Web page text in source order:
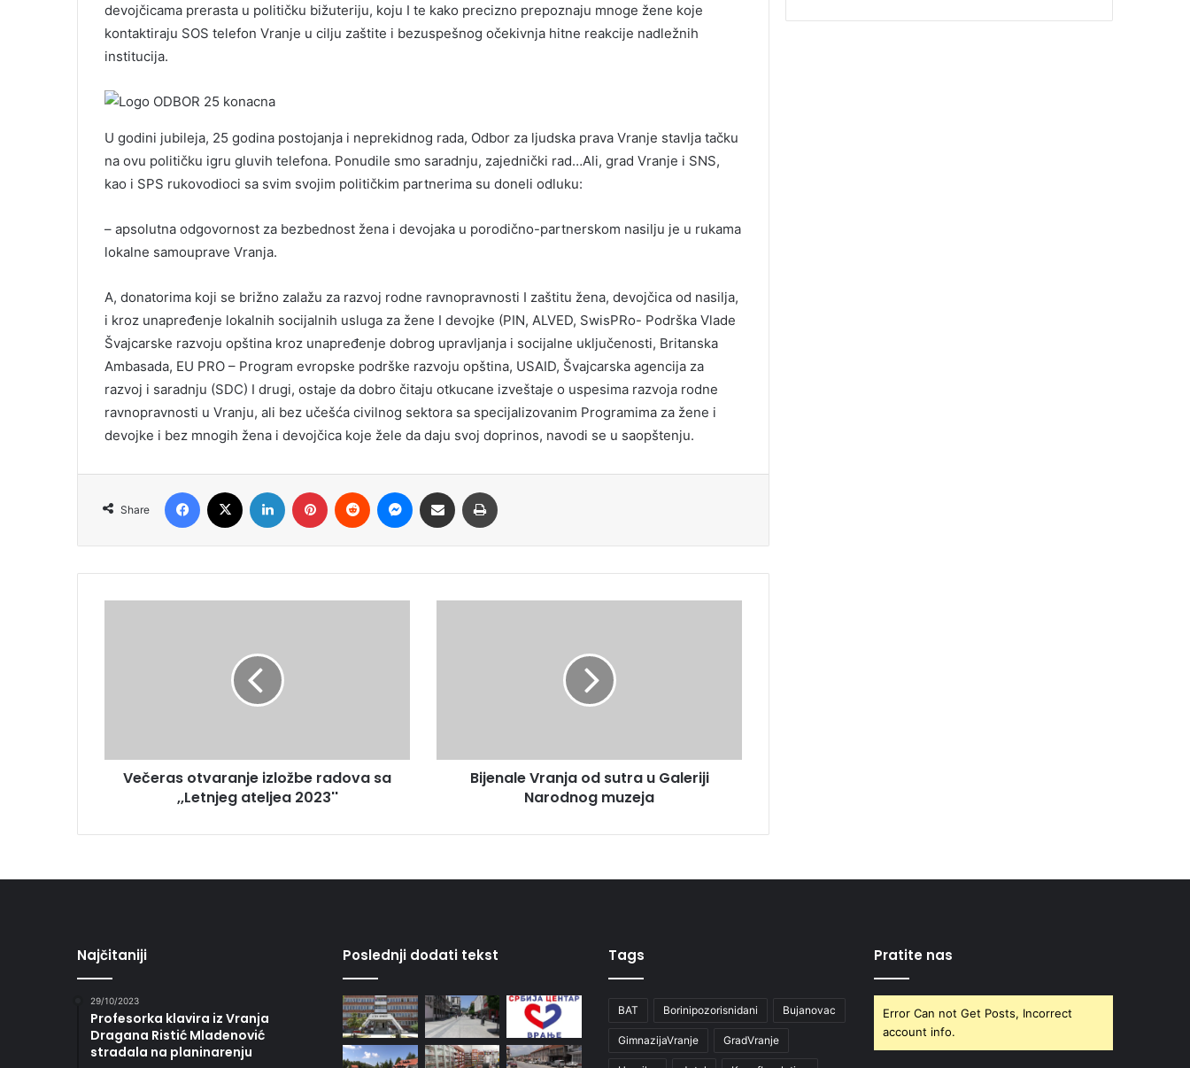
devojčicama prerasta u političku bižuteriju, koju I te kako precizno prepoznaju mnoge žene koje
kontaktiraju SOS telefon Vranje u cilju zaštite i bezuspešnog očekivnja hitne reakcije nadležnih
institucija.
U godini jubileja, 25 godina postojanja i neprekidnog rada, Odbor za ljudska prava Vranje stavlja tačku
na ovu političku igru gluvih telefona. Ponudile smo saradnju, zajednički rad…Ali, grad Vranje i SNS,
kao i SPS rukovodioci sa svim svojim političkim partnerima su doneli odluku:
– apsolutna odgovornost za bezbednost žena i devojaka u porodično-partnerskom nasilju je u rukama
lokalne samouprave Vranja.
A, donatorima koji se brižno zalažu za razvoj rodne ravnopravnosti I zaštitu žena, devojčica od nasilja,
i kroz unapređenje lokalnih socijalnih usluga za žene I devojke (PIN, ALVED, SwisPRo- Podrška Vlade
Švajcarske razvoju opština kroz unapređenje dobrog upravljanja i socijalne uključenosti, Britanska
Ambasada, EU PRO – Program evropske podrške razvoju opština, USAID, Švajcarska agencija za
razvoj i saradnju (SDC) I drugi, ostaje da dobro čitaju otkucane izveštaje o uspesima razvoja rodne
ravnopravnosti u Vranju, ali bez učešća civilnog sektora sa specijalizovanim Programima za žene i
devojke i bez mnogih žena i devojčica koje žele da daju svoj doprinos, navodi se u saopštenju.
Share
Facebook LinkedIn Pinterest Reddit Messenger
Share via Email
Večeras otvaranje izložbe radova sa
,,Letnjeg ateljea 2023''
Bijenale Vranja od sutra u Galeriji
Narodnog muzeja
Najčitaniji
29/10/2023
Profesorka klavira iz Vranja
Dragana Ristić Mladenović
stradala na planinarenju
Poslednji dodati tekst Tags
BAT Borinipozorisnidani Bujanovac
GimnazijaVranje GradVranje
Pratite nas
Error Can not Get Posts, Incorrect
account info.